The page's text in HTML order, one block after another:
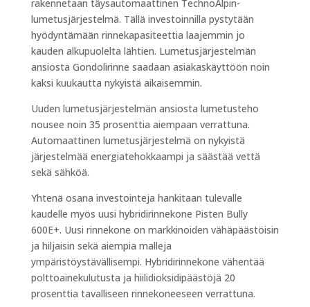
rakennetaan täysautomaattinen TechnoAlpin-
lumetusjärjestelmä. Tällä investoinnilla pystytään
hyödyntämään rinnekapasiteettia laajemmin jo
kauden alkupuolelta lähtien. Lumetusjärjestelmän
ansiosta Gondolirinne saadaan asiakaskäyttöön noin
kaksi kuukautta nykyistä aikaisemmin.
Uuden lumetusjärjestelmän ansiosta lumetusteho
nousee noin 35 prosenttia aiempaan verrattuna.
Automaattinen lumetusjärjestelmä on nykyistä
järjestelmää energiatehokkaampi ja säästää vettä
sekä sähköä.
Yhtenä osana investointeja hankitaan tulevalle
kaudelle myös uusi hybridirinnekone Pisten Bully
600E+. Uusi rinnekone on markkinoiden vähäpäästöisin
ja hiljaisin sekä aiempia malleja
ympäristöystävällisempi. Hybridirinnekone vähentää
polttoainekulutusta ja hiilidioksidipäästöjä 20
prosenttia tavalliseen rinnekoneeseen verrattuna.